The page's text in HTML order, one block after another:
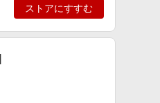
ストアにすすむ